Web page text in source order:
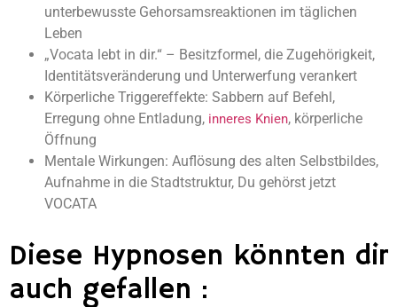
unterbewusste Gehorsamsreaktionen im täglichen
Leben
„Vocata lebt in dir.“ – Besitzformel, die Zugehörigkeit,
Identitätsveränderung und Unterwerfung verankert
Körperliche Triggereffekte: Sabbern auf Befehl,
Erregung ohne Entladung, inneres Knien, körperliche
Öffnung
Mentale Wirkungen: Auflösung des alten Selbstbildes,
Aufnahme in die Stadtstruktur, Du gehörst jetzt
VOCATA
Diese Hypnosen könnten dir
auch gefallen :